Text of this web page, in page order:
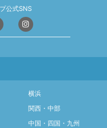
公式SNS
横浜
関西・中部
中国・四国・九州